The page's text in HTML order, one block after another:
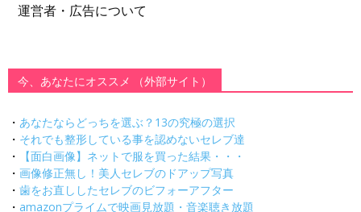
運営者・広告について
今、あなたにオススメ （外部サイト）
・ あなたならどっちを選ぶ？13の究極の選択
・ それでも整形している事を認めないセレブ達
・
【面白画像】ネットで服を買った結果・・・
・ 画像修正無し！美人セレブのドアップ写真
・ 歯をお直ししたセレブのビフォーアフター
・ amazonプライムで映画見放題・音楽聴き放題